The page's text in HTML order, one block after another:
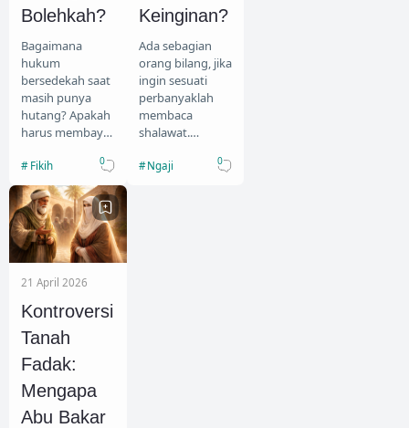
Bolehkah?
Bagaimana
hukum
bersedekah saat
masih punya
hutang? Apakah
harus membayar
dahulu baru
boleh
bersedekah? Al-
Imam Nawawi
menjelaska…
Fikih 0
Keinginan?
Ada sebagian
orang bilang, jika
ingin sesuati
perbanyaklah
membaca
shalawat.
yang bilang,
Ngaji 0
21 April 2026
Kontroversi
Tanah
Fadak:
Mengapa
Abu Bakar